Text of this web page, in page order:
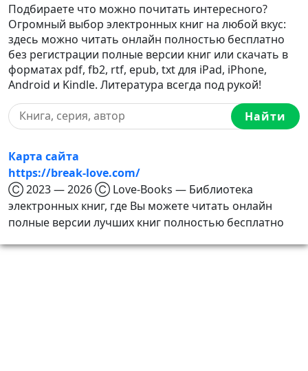
Подбираете что можно почитать интересного?
Огромный выбор электронных книг на любой вкус:
здесь можно читать онлайн полностью бесплатно
без регистрации полные версии книг или скачать в
форматах pdf, fb2, rtf, epub, txt для iPad, iPhone,
Android и Kindle. Литература всегда под рукой!
Найти
Карта сайта
https://break-love.com/
Ⓒ 2023 — 2026 Ⓒ Love-Books — Библиотека
электронных книг, где Вы можете читать онлайн
полные версии лучших книг полностью бесплатно